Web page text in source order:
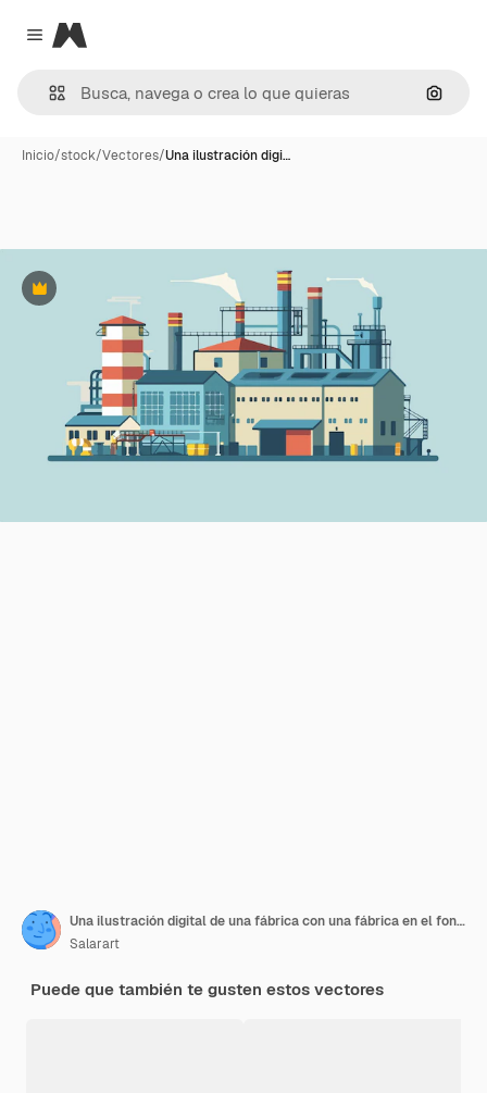
Close menu
Magnific
Inicio/stock/Vectores/Una ilustración digi…
Premium
Una ilustración digital de una fábrica con una fábrica en el fondo
Salarart
Puede que también te gusten estos vectores